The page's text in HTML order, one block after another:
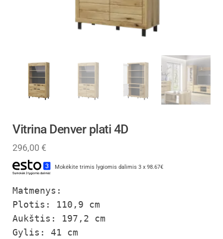
Vitrina Denver plati 4D
296,00 €
Mokėkite trimis lygiomis dalimis 3 x 98.67€
Matmenys:
Plotis: 110,9 cm
Aukštis: 197,2 cm
Gylis: 41 cm